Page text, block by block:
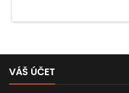
VÁŠ ÚČET